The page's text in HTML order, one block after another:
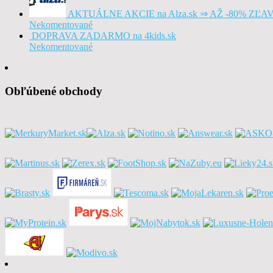
AKTUÁLNE AKCIE na Alza.sk ⇒ AŽ -80%
Nekomentované
DOPRAVA ZADARMO na 4kids.sk
Nekomentované
Obľúbené obchody